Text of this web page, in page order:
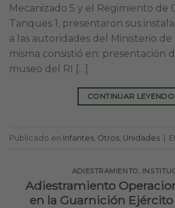
Mecanizado 5 y el Regimiento de
Tanques 1, presentaron sus
a las autoridades del Ministerio de
misma consistió en: presentación
museo del RI […]
CONTINUAR LEYENDO
Publicado en Infantes Otros Unidades |
ADIESTRAMIENTO ,
Adiestramiento
en la Guarnición Ejército